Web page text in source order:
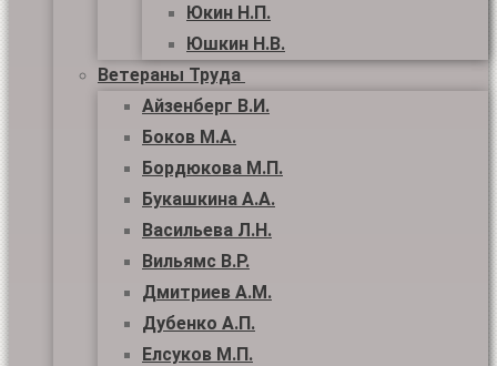
Юкин Н.П.
Юшкин Н.В.
Ветераны Труда
Айзенберг В.И.
Боков М.А.
Бордюкова М.П.
Букашкина А.А.
Васильева Л.Н.
Вильямс В.Р.
Дмитриев А.М.
Дубенко А.П.
Елсуков М.П.